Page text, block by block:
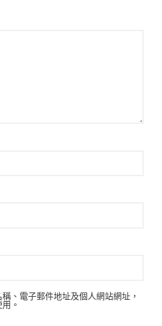
、電子郵件地址及個人網站網址，
。